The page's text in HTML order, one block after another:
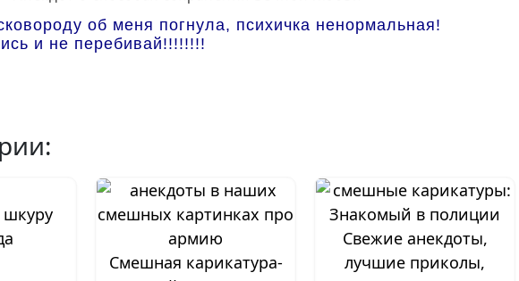
об меня погнула, психичка ненормальная!
и не перебивай!!!!!!!!
шкуру
Смешная карикатура-
Свежие анекдоты,
лучшие приколы,